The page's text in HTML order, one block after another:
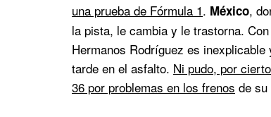
una prueba de Fórmula 1. México,
la pista, le cambia y le trastorna.
Hermanos Rodríguez es
tarde en el asfalto. Ni pudo, por
36 por problemas en los frenos de